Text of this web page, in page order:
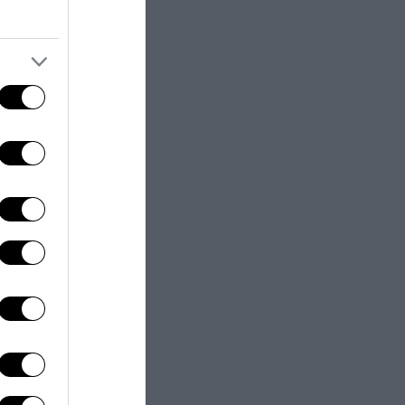
a trovare
per
delle
che
eco-
senza
alle insegne
uniche di